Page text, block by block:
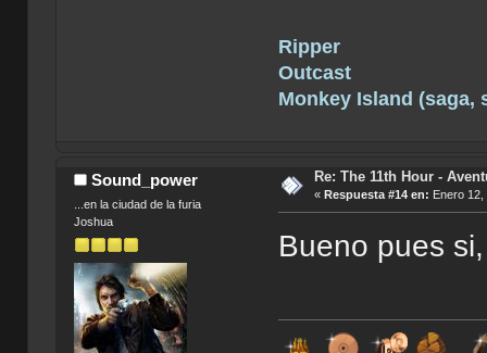
Ripper
Outcast
Monkey Island (saga,
Sound_power
...en la ciudad de la furia
Joshua
Re: The 11th Hour -
« Respuesta #14 en: Enero
Bueno pues